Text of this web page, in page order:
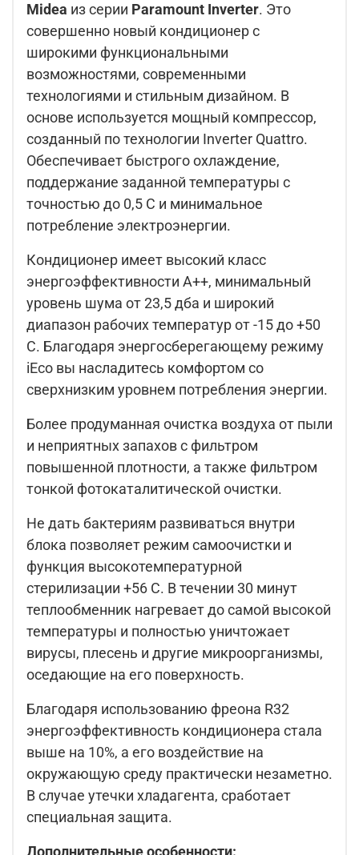
Midea из серии Paramount Inverter. Это
совершенно новый кондиционер с
широкими функциональными
возможностями, современными
технологиями и стильным дизайном. В
основе используется мощный компрессор,
созданный по технологии Inverter Quattro.
Обеспечивает быстрого охлаждение,
поддержание заданной температуры с
точностью до 0,5 C и минимальное
потребление электроэнергии.
Кондиционер имеет высокий класс
энергоэффективности А++, минимальный
уровень шума от 23,5 дба и широкий
диапазон рабочих температур от -15 до +50
C. Благодаря энергосберегающему режиму
iEco вы насладитесь комфортом со
сверхнизким уровнем потребления энергии.
Более продуманная очистка воздуха от пыли
и неприятных запахов с фильтром
повышенной плотности, а также фильтром
тонкой фотокаталитической очистки.
Не дать бактериям развиваться внутри
блока позволяет режим самоочистки и
функция высокотемпературной
стерилизации +56 C. В течении 30 минут
теплообменник нагревает до самой высокой
температуры и полностью уничтожает
вирусы, плесень и другие микроорганизмы,
оседающие на его поверхность.
Благодаря использованию фреона R32
энергоэффективность кондиционера стала
выше на 10%, а его воздействие на
окружающую среду практически незаметно.
В случае утечки хладагента, сработает
специальная защита.
Дополнительные особенности: